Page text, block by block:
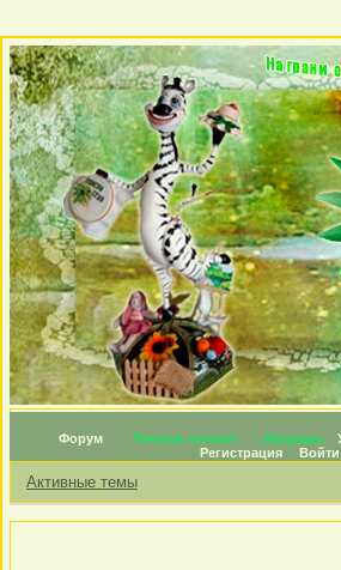
Форум Личные топики Награды
Регистрация
Войти
Активные темы